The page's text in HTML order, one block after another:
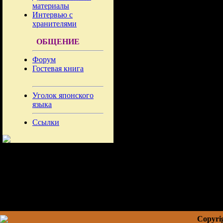
материалы
Интервью с
хранителями
ОБЩЕНИЕ
Форум
Гостевая книга
Уголок японского
языка
Ссылки